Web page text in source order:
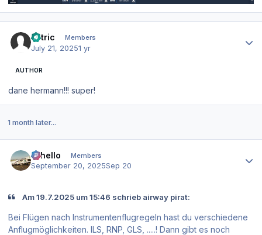
kotric Members
July 21, 20251 yr
AUTHOR
dane hermann!!! super!
1 month later...
Othello Members
September 20, 2025Sep 20
Am 19.7.2025 um 15:46 schrieb airway pirat:
Bei Flügen nach Instrumentenflugregeln hast du verschiedene
Anflugmöglichkeiten. ILS, RNP, GLS, .....! Dann gibt es noch